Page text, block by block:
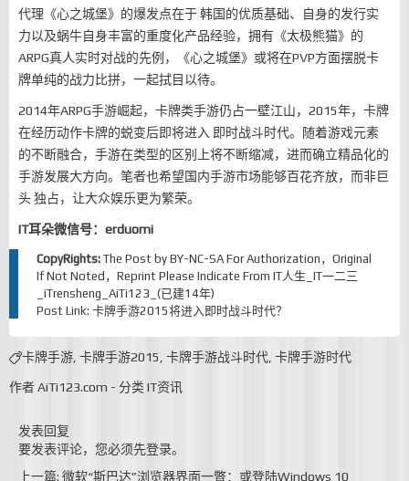
代理《心之城堡》的爆发点在于 韩国的优质基础、自身的发行实
力以及蜗牛自身丰富的重度化产品经验，拥有《太极熊猫》的
ARPG真人实时对战的先例，《心之城堡》或将在PVP方面摆脱卡
牌单纯的战力比拼，一起拭目以待。
2014年ARPG手游崛起，卡牌类手游仍占一壁江山，2015年，卡牌
在经历动作卡牌的蜕变后即将进入 即时战斗时代。随着游戏元素
的不断融合，手游在类型的区别上将不断缩减，进而确立精品化的
手游发展大方向。笔者也希望国内手游市场能够百花齐放，而非巨
头 独占，让大众娱乐更为繁荣。
IT耳朵微信号：erduomi
CopyRights: The Post by BY-NC-SA For Authorization，Original
If Not Noted，Reprint Please Indicate From IT人生_IT一二三
_iTrensheng_AiTi123_(已建14年)
Post Link: 卡牌手游2015将进入即时战斗时代？
卡牌手游 卡牌手游2015 卡牌手游战斗时代 卡牌手游时代
作者AiTi123.com - 分类 IT资讯
发表回复
要发表评论，您必须先登录。
上一篇: 微软“斯巴达”浏览器界面一瞥：或登陆Windows 10